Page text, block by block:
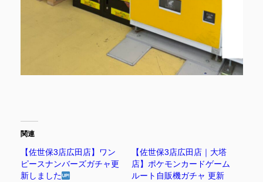
関連
【佐世保3店広田店】ワン
ピースナンバーズガチャ更
新しました
【佐世保3店広田店｜大塔
店】ポケモンカードゲーム
ルート自販機ガチャ 更新